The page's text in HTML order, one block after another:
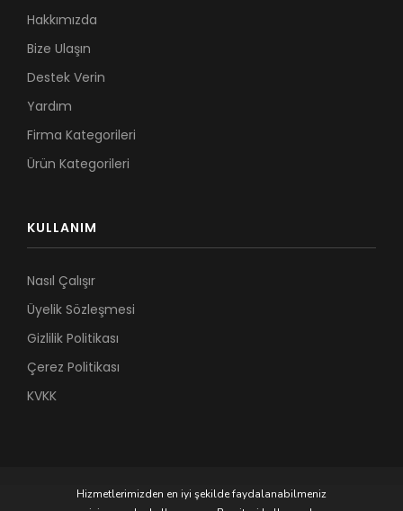
Hakkımızda
Bize Ulaşın
Destek Verin
Yardım
Firma Kategorileri
Ürün Kategorileri
KULLANIM
Nasıl Çalışır
Üyelik Sözleşmesi
Gizlilik Politikası
Çerez Politikası
KVKK
Hizmetlerimizden en iyi şekilde faydalanabilmeniz